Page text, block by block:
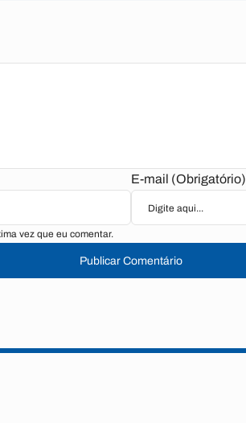
E-mail (Obrigatório)
vez que eu comentar.
Publicar Comentário